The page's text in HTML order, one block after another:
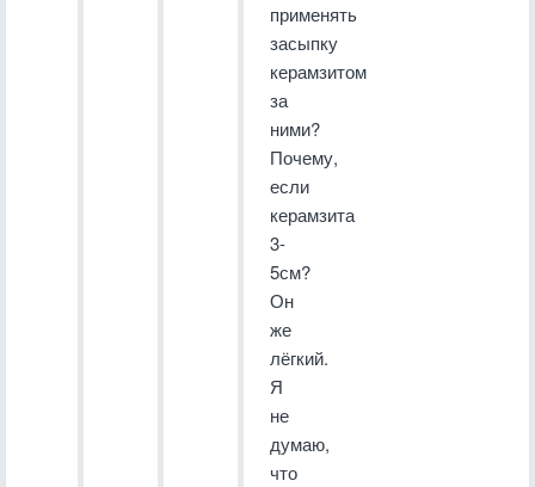
применять
засыпку
керамзитом
за
ними?
Почему,
если
керамзита
3-
5см?
Он
же
лёгкий.
Я
не
думаю,
что